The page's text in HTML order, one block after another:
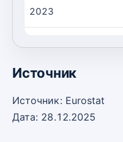
2023
Источник
Источник: Eurostat
Дата: 28.12.2025